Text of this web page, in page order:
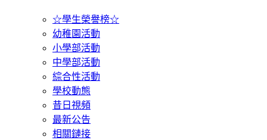
☆學生榮譽榜☆
幼稚園活動
小學部活動
中學部活動
綜合性活動
學校動態
昔日視頻
最新公告
相關鏈接